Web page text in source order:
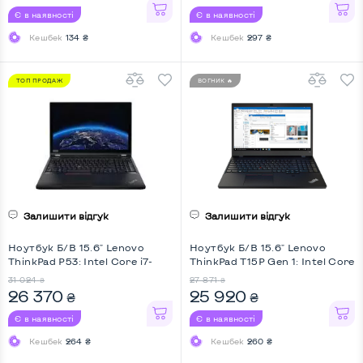
Є в наявності
Кешбек 134 ₴
Є в наявності
Кешбек 297 ₴
ТОП ПРОДАЖ
Залишити відгук
Ноутбук Б/В 15.6" Lenovo
ThinkPad P53: Intel Core i7-
Full HD, Key Light
31 024 ₴
26 370 ₴
Є в наявності
Кешбек 264 ₴
ВОГНИК 🔥
Залишити відгук
Ноутбук Б/В 15.6" Lenovo
ThinkPad T15P Gen 1: Intel Core
1050, IPS, Full HD, 4G (LTE),
Key Light
27 871 ₴
25 920 ₴
Є в наявності
Кешбек 260 ₴